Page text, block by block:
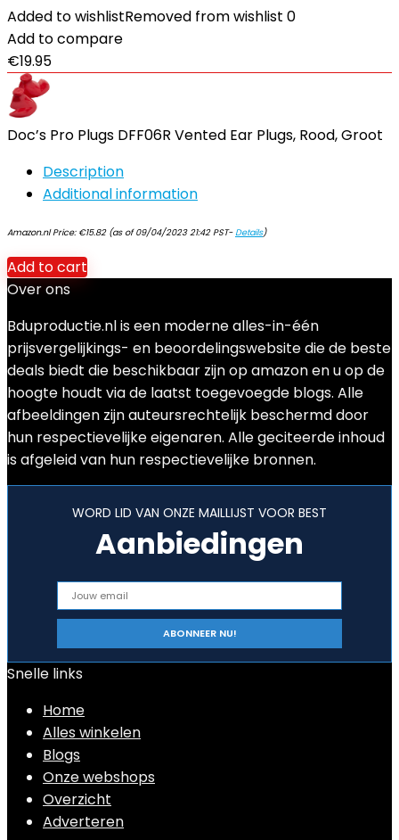
Added to wishlistRemoved from wishlist 0
Add to compare
€19.95
Doc’s Pro Plugs DFF06R Vented Ear Plugs, Rood, Groot
Description
Additional information
Amazon.nl Price: €15.82(as of 09/04/2023 21:42 PST-Details)
Add to cart
Over ons
Bduproductie.nl is een moderne alles-in-één
prijsvergelijkings- en beoordelingswebsite die de beste
deals biedt die beschikbaar zijn op amazon en u op de
hoogte houdt via de laatst toegevoegde blogs. Alle
afbeeldingen zijn auteursrechtelijk beschermd door
hun respectievelijke eigenaren. Alle geciteerde inhoud
is afgeleid van hun respectievelijke bronnen.
WORD LID VAN ONZE MAILLIJST VOOR BEST
Aanbiedingen
Snelle links
Home
Alles winkelen
Blogs
Onze webshops
Overzicht
Adverteren